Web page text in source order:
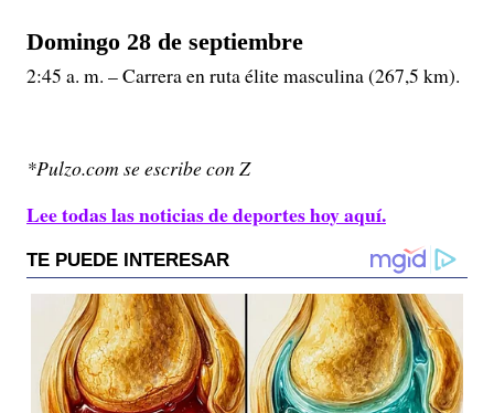
Domingo 28 de septiembre
2:45 a. m. – Carrera en ruta élite masculina (267,5 km).
*Pulzo.com se escribe con Z
Lee todas las noticias de deportes hoy aquí.